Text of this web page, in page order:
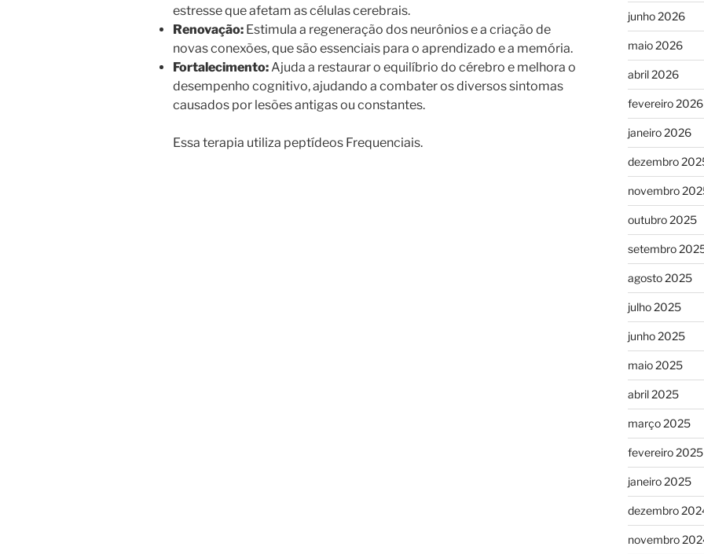
estresse que afetam as células cerebrais.
Renovação: Estimula a regeneração dos neurônios e a criação de
novas conexões, que são essenciais para o aprendizado e a memória.
Fortalecimento: Ajuda a restaurar o equilíbrio do cérebro e melhora o
desempenho cognitivo, ajudando a combater os diversos sintomas
causados por lesões antigas ou constantes.
Essa terapia utiliza peptídeos Frequenciais.
junho 2026
maio 2026
abril 2026
fevereiro 2026
janeiro 2026
dezembro
novembro
outubro 2025
setembro
agosto 2025
julho 2025
junho 2025
maio 2025
abril 2025
março 2025
fevereiro 2025
janeiro 2025
dezembro
novembro